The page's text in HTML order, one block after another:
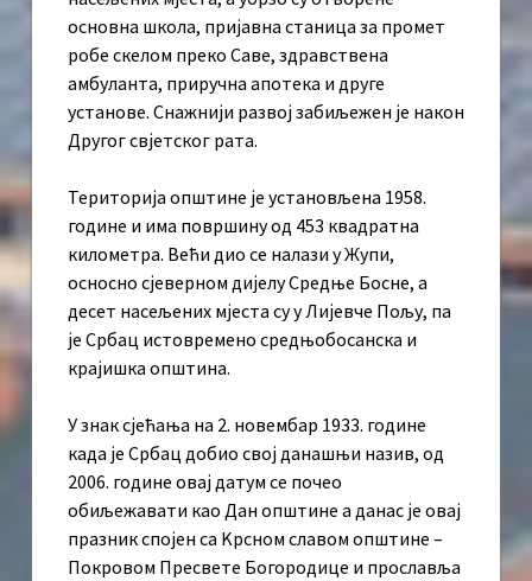
основна школа, пријавна станица за промет
робе скелом преко Саве, здравствена
амбуланта, приручна апотека и друге
установе. Снажнији развој забиљежен је након
Другог свјетског рата.
Територија општине је установљена 1958.
године и има површину од 453 квадратна
километра. Већи дио се налази у Жупи,
осносно сјеверном дијелу Средње Босне, а
десет насељених мјеста су у Лијевче Пољу, па
је Србац истовремено средњобосанска и
крајишка општина.
У знак сјећања на 2. новембар 1933. године
када је Србац добио свој данашњи назив, од
2006. године овај датум се почео
обиљежавати као Дан општине а данас је овај
празник спојен са Kрсном славом општине –
Покровом Пресвете Богородице и прославља